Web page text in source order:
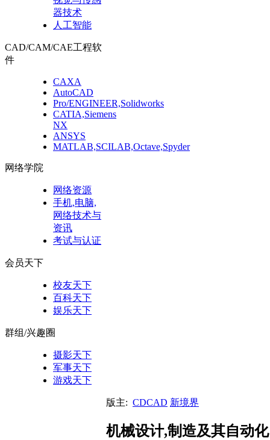
器技术
人工智能
CAD/CAM/CAE工程软
件
CAXA
AutoCAD
Pro/ENGINEER,Solidworks
CATIA,Siemens
NX
ANSYS
MATLAB,SCILAB,Octave,Spyder
网络学院
网络资源
手机,电脑,
网络技术与
资讯
考试与认证
会员天下
校友天下
百科天下
娱乐天下
群组/兴趣圈
摄影天下
军事天下
游戏天下
版主: CDCAD 新境界
机械设计,制造及其自动化